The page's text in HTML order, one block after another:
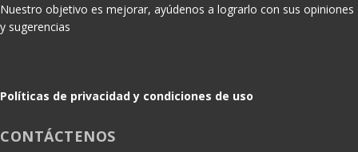
Nuestro objetivo es mejorar, ayúdenos a lograrlo con sus opiniones
y sugerencias
Políticas de privacidad y condiciones de uso
CONTÁCTENOS